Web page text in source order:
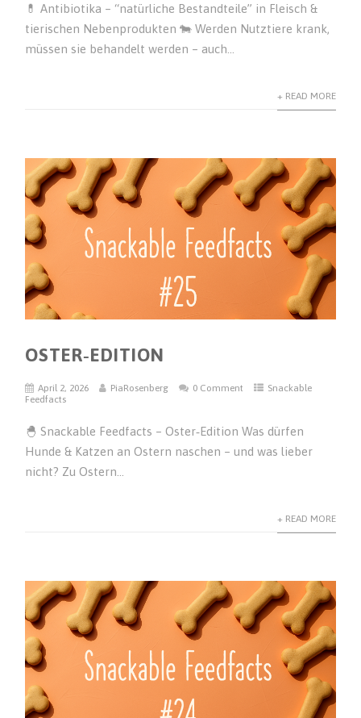
💊 Antibiotika – “natürliche Bestandteile” in Fleisch &
tierischen Nebenprodukten 🐄 Werden Nutztiere krank,
müssen sie behandelt werden – auch...
+ READ MORE
OSTER‑EDITION
April 2, 2026 PiaRosenberg 0 Comment
Snackable
Feedfacts
🐣 Snackable Feedfacts – Oster‑Edition Was dürfen
Hunde & Katzen an Ostern naschen – und was lieber
nicht? Zu Ostern...
+ READ MORE